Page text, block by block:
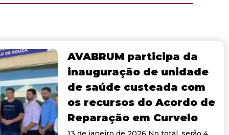
AVABRUM participa da
inauguração de unidade
de saúde custeada com
os recursos do Acordo de
Reparação em Curvelo